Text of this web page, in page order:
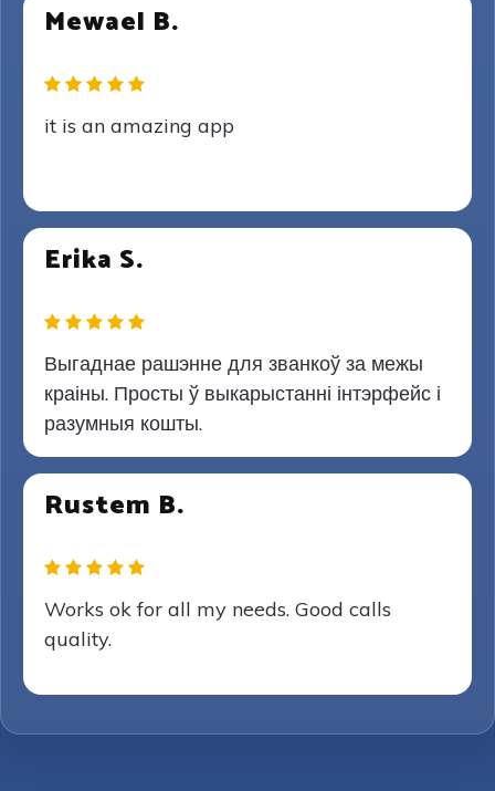
Mewael B.
it is an amazing app
Erika S.
Выгаднае рашэнне для званкоў за межы
краіны. Просты ў выкарыстанні інтэрфейс і
разумныя кошты.
Rustem B.
Works ok for all my needs. Good calls
quality.